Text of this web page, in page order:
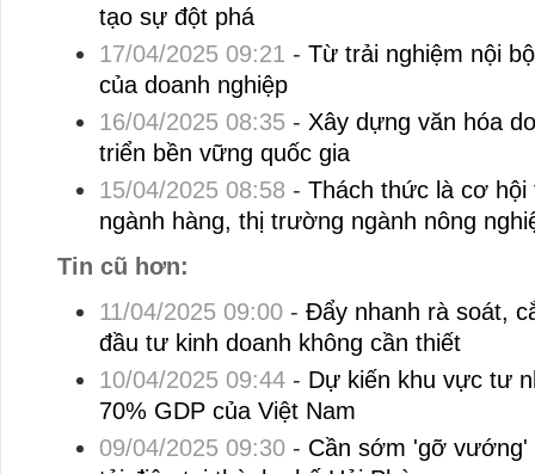
tạo sự đột phá
17/04/2025 09:21 - Từ trải nghiệm nội
của doanh nghiệp
16/04/2025 08:35- Xây dựng văn hóa
triển bền vững quốc gia
15/04/2025 08:58 - Thách thức là cơ
ngành hàng, thị trường ngành nông
Tin cũ hơn:
11/04/2025 09:00- Đẩy nhanh rà soát,
đầu tư kinh doanh không cần thiết
10/04/2025 09:44- Dự kiến khu vực tư
70% GDP của Việt Nam
09/04/2025 09:30- Cần sớm 'gỡ vướng'